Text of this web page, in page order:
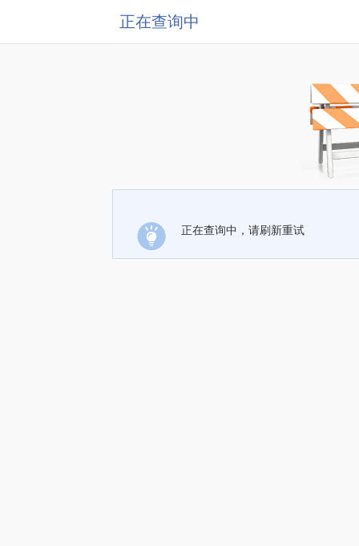
正在查询中
正在查询中，请刷新重试